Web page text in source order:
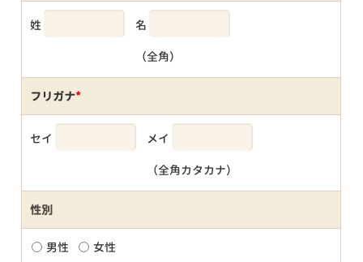
姓 名
（全角）
フリガナ*
セイ メイ
（全角カタカナ）
性別
男性 女性